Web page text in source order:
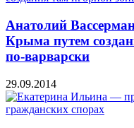
Анатолий
Крыма путем
по-варварски
29.09.2014